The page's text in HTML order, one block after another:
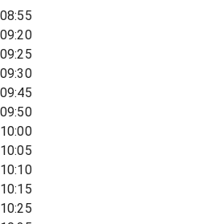
08:55
09:20
09:25
09:30
09:45
09:50
10:00
10:05
10:10
10:15
10:25